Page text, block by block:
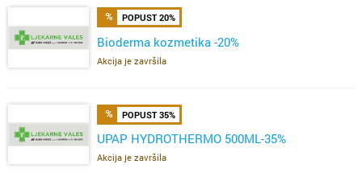
POPUST 20%
Bioderma kozmetika -20%
Akcija je završila
POPUST 35%
UPAP HYDROTHERMO 500ML-35%
Akcija je završila